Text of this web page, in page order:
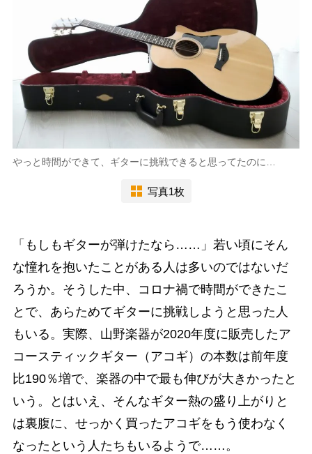
やっと時間ができて、ギターに挑戦できると思ってたのに…
写真1枚
「もしもギターが弾けたなら……」若い頃にそん
な憧れを抱いたことがある人は多いのではないだ
ろうか。そうした中、コロナ禍で時間ができたこ
とで、あらためてギターに挑戦しようと思った人
もいる。実際、山野楽器が2020年度に販売したア
コースティックギター（アコギ）の本数は前年度
比190％増で、楽器の中で最も伸びが大きかったと
いう。とはいえ、そんなギター熱の盛り上がりと
は裏腹に、せっかく買ったアコギをもう使わなく
なったという人たちもいるようで……。